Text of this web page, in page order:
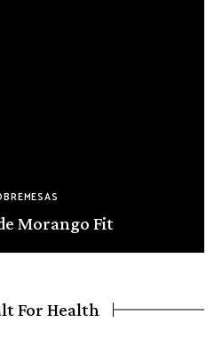
Morango Fit
For Health